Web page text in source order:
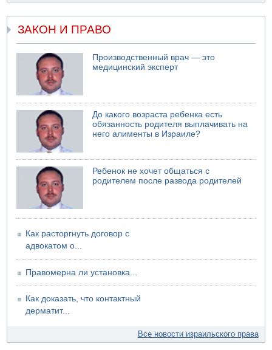
Недалеко от Бейт-Шемеша погиб велосипедист
Саудовская Аравия сообщает о нападении хуситов
И еще иранские агенты
06.08.2026 13:13
Арестованы двое подозреваемых в стрельбе по
электрической компании
06.08.2026 13:07
Возле Кирьят-Арбы пожар на местности
06.08.2026 12:06
США не будут давить на Израиль в вопросе Ливана
06.08.2026 11:41
Трое подростков ограбили сексшоп в Холоне
ЗАКОН И ПРАВО
Производственный врач — это
медицинский эксперт
До какого возраста ребенка есть
обязанность родителя выплачивать на
него алименты в Израиле?
Ребенок не хочет общаться с
родителем после развода родителей
Как расторгнуть договор с
адвокатом о...
Правомерна ли установка...
Как доказать, что контактный
дерматит...
Все новости израильского права